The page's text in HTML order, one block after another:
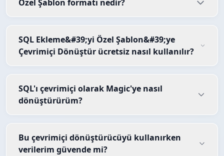
Özel Şablon formatı nedir?
SQL Ekleme&#39;yi Özel Şablon&#39;ye
Çevrimiçi Dönüştür ücretsiz nasıl kullanılır?
SQL'ı çevrimiçi olarak Magic'ye nasıl
dönüştürürüm?
Bu çevrimiçi dönüştürücüyü kullanırken
verilerim güvende mi?